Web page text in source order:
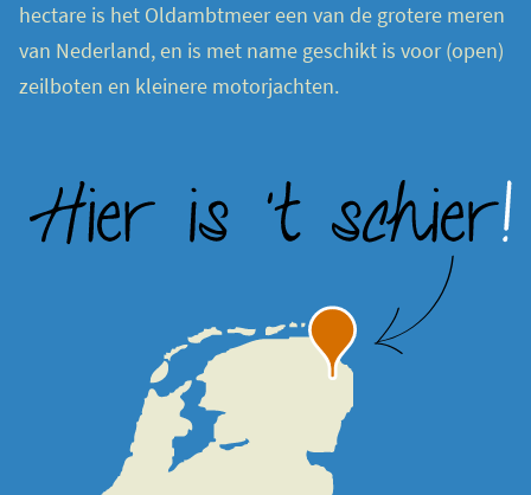
hectare is het Oldambtmeer een van de grotere meren
van Nederland, en is met name geschikt is voor (open)
zeilboten en kleinere motorjachten.